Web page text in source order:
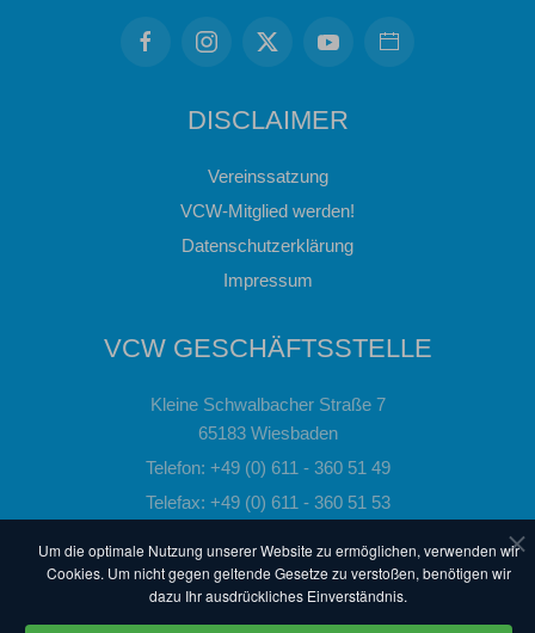
DISCLAIMER
Vereinssatzung
VCW-Mitglied werden!
Datenschutzerklärung
Impressum
VCW GESCHÄFTSSTELLE
Kleine Schwalbacher Straße 7
65183 Wiesbaden
Telefon: +49 (0) 611 - 360 51 49
Telefax: +49 (0) 611 - 360 51 53
Um die optimale Nutzung unserer Website zu ermöglichen, verwenden wir
Cookies. Um nicht gegen geltende Gesetze zu verstoßen, benötigen wir
dazu Ihr ausdrückliches Einverständnis.